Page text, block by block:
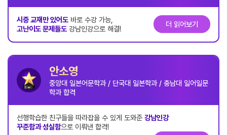
시중 교재만 있어도 바로 수강 가능,
고난이도 문제들도 강남인강으로 해결!
더 읽어보기
안소영
중앙대 일본어문학과 / 단국대 일본학과 / 충남대 일어일문
학과 합격
선행학습한 친구들을 따라잡을 수 있게 도와준 강남인강
꾸준함과 성실함으로 이뤄낸 합격!